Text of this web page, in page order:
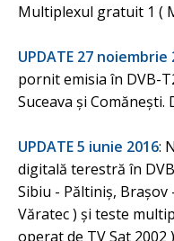
Multiplexul gratuit 1 (
UPDATE 27 noiembrie
pornit emisia în DVB-
Suceava și Comăneşti.
UPDATE 5 iunie 2016:
digitală terestră în
Sibiu - Păltiniş, Braşov
Văratec ) și teste
operat de TV Sat 2002